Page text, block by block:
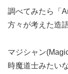
調べてみたら「
方々が考えた造
マジシャン
時魔道士みたい